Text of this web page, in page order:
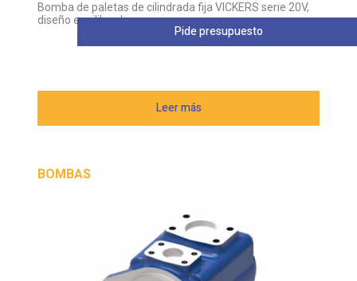
Bomba de paletas de cilindrada fija VICKERS serie 20V,
diseño equilibrado
Leer más
Pide presupuesto
BOMBAS